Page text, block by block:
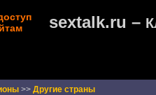
sextalk.ru –
>> Другие страны